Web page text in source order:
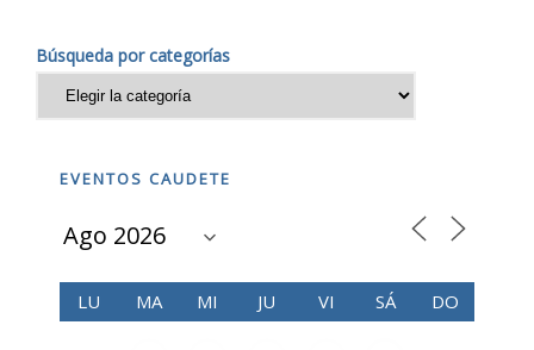
Búsqueda por categorías
EVENTOS CAUDETE
LU MA MI JU VI SÁ DO